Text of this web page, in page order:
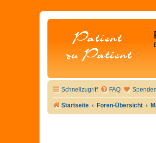
Schnellzugriff FAQ Spenden
Startseite Foren-Übersicht